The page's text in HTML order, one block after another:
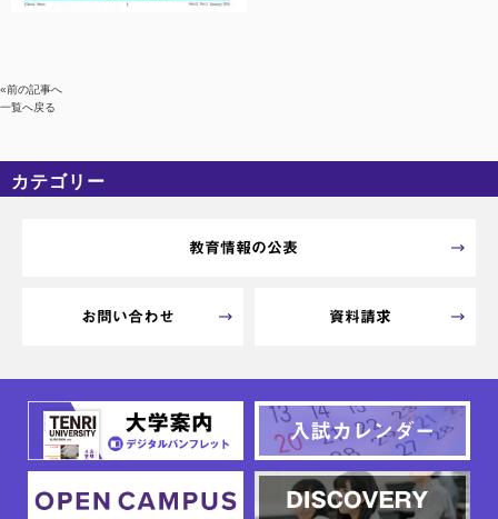
«前の記事へ
一覧へ戻る
カテゴリー
教育情報の公表
お問い合わせ 資料請求